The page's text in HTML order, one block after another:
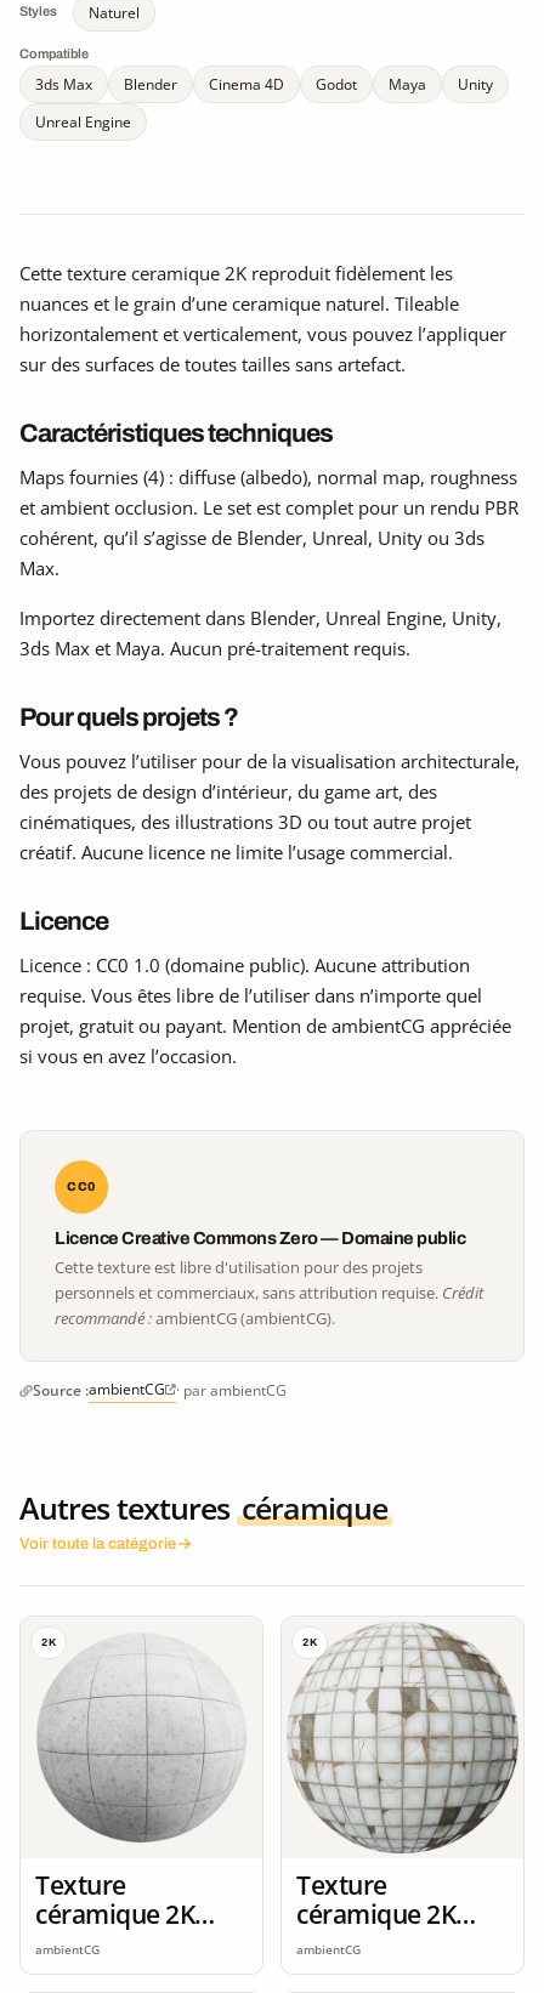
Styles Naturel
Compatible
3ds Max Blender Cinema 4D Godot Maya
Unity
Unreal Engine
Cette texture ceramique 2K reproduit fidèlement les
nuances et le grain d’une ceramique naturel. Tileable
horizontalement et verticalement, vous pouvez l’appliquer
sur des surfaces de toutes tailles sans artefact.
Caractéristiques techniques
Maps fournies (4) : diffuse (albedo), normal map, roughness
et ambient occlusion. Le set est complet pour un rendu PBR
cohérent, qu’il s’agisse de Blender, Unreal, Unity ou 3ds
Max.
Importez directement dans Blender, Unreal Engine, Unity,
3ds Max et Maya. Aucun pré-traitement requis.
Pour quels projets ?
Vous pouvez l’utiliser pour de la visualisation architecturale,
des projets de design d’intérieur, du game art, des
cinématiques, des illustrations 3D ou tout autre projet
créatif. Aucune licence ne limite l’usage commercial.
Licence
Licence : CC0 1.0 (domaine public). Aucune attribution
requise. Vous êtes libre de l’utiliser dans n’importe quel
projet, gratuit ou payant. Mention de ambientCG appréciée
si vous en avez l’occasion.
CC0
Licence Creative Commons Zero — Domaine public
Cette texture est libre d'utilisation pour des projets
personnels et commerciaux, sans attribution requise. Crédit
recommandé :ambientCG (ambientCG).
Source :ambientCG · par ambientCG
Autres textures céramique
Voir toute la catégorie
2K
Texture
céramique 2K
seamless
ambientCG
2K
Texture
céramique 2K
seamless
ambientCG